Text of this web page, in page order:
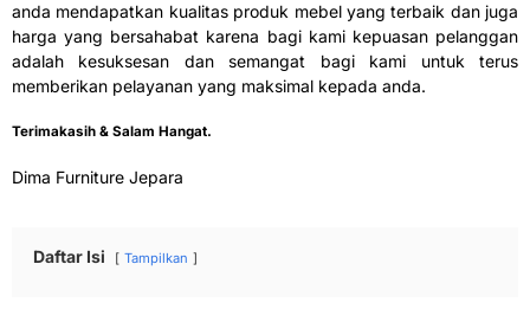
anda mendapatkan kualitas produk mebel yang terbaik dan juga
harga yang bersahabat karena bagi kami kepuasan pelanggan
adalah kesuksesan dan semangat bagi kami untuk terus
memberikan pelayanan yang maksimal kepada anda.
Terimakasih & Salam Hangat.
Dima Furniture Jepara
Daftar Isi Tampilkan